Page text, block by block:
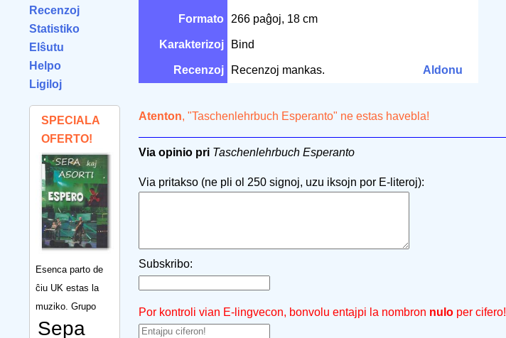
Recenzoj
Statistiko
Elŝutu
Helpo
Ligiloj
SPECIALA
OFERTO!
Esenca parto de
ĉiu UK estas la
muziko. Grupo
Sepa
Formato 266 paĝoj, 18 cm
Karakterizoj Bind
Recenzoj Recenzoj mankas. Aldonu
Atenton, "Taschenlehrbuch Esperanto" ne estas havebla!
Via opinio pri Taschenlehrbuch Esperanto
Via pritakso (ne pli ol 250 signoj, uzu iksojn por E-literoj):
Subskribo:
Por kontroli vian E-lingvecon, bonvolu entajpi la nombron nulo per